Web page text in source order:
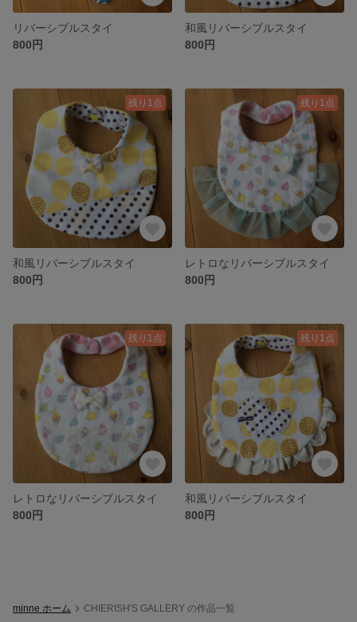
リバーシブルスタイ
800円
和風リバーシブルスタイ
800円
残り1点
和風リバーシブルスタイ
800円
残り1点
レトロなリバーシブルスタイ
800円
残り1点
レトロなリバーシブルスタイ
800円
残り1点
和風リバーシブルスタイ
800円
minne ホーム CHIERISH'S GALLERY の作品一覧